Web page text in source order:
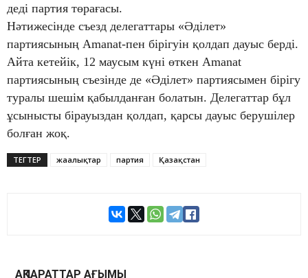
деді партия төрағасы.
Нәтижесінде съезд делегаттары «Әділет»
партиясының Amanat-пен бірігуін қолдап дауыс берді.
Айта кетейік, 12 маусым күні өткен Amanat
партиясының съезінде де «Әділет» партиясымен бірігу
туралы шешім қабылданған болатын. Делегаттар бұл
ұсынысты бірауыздан қолдап, қарсы дауыс берушілер
болған жоқ.
ТЕГТЕР жаңалықтар партия Қазақстан
АҚПАРАТТАР АҒЫМЫ